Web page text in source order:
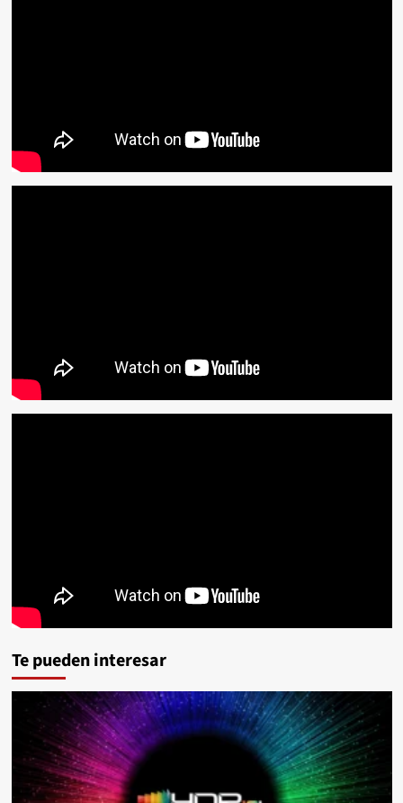
Te pueden interesar